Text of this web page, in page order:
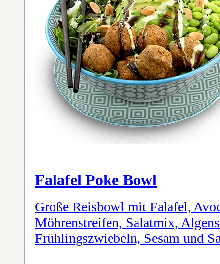
Falafel Poke Bowl
Große Reisbowl mit Falafel,
Möhrenstreifen, Salatmix,
Frühlingszwiebeln, Sesam und